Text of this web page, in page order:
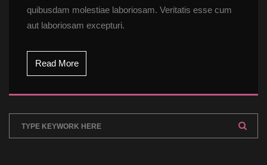
quibusdam molestiae laboriosam. Veritatis esse cum
aut laboriosam excepturi.
Read More